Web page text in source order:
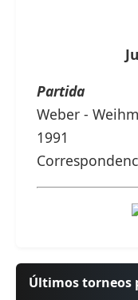
Partida
Weber -
1991
Últimos torneos